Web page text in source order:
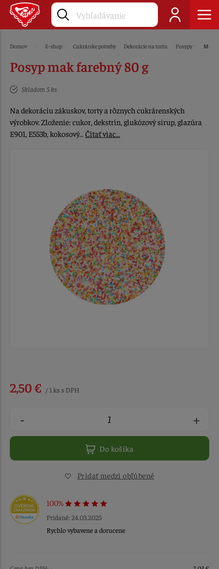
Domov E-shop Cukrárske potreby Dekorácie na tortu Posypy Mak
Posyp mak farebný 80 g
Skladom 5 ks
Na dekoráciu zákuskov, torty a rôznych cukrárenských
výrobkov. Zloženie: cukor, dekstrín, glukózový sirup, glazúra
E901, E553b, kokosový… Čítať viac…
2,50 € / 1 ks s DPH
- +
Do košíka
Pridať medzi obľúbené
100%
Pridané: 24.03.2025
Rychlo vybavene a dorucene